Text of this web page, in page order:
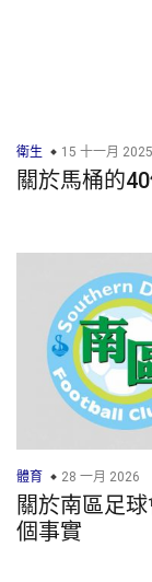
衛生 15 十一月 2025
關於馬桶的
體育 28 一月 2026
關於南區足
個事實